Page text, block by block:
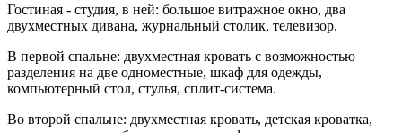
Гостиная - студия, в ней: большое витражное окно, два
двухместных дивана, журнальный столик, телевизор.
В первой спальне: двухместная кровать с возможностью
разделения на две одноместные, шкаф для одежды,
компьютерный стол, стулья, сплит-система.
Во второй спальне: двухместная кровать, детская кроватка,